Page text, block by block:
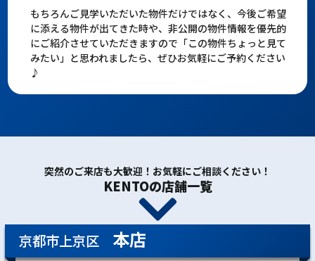
もちろんご見学いただいた物件だけではなく、今後ご希望
に添える物件が出てきた時や、非公開の物件情報を優先的
にご紹介させていただきますので「この物件ちょっと見て
みたい」と思われましたら、ぜひお気軽にご予約ください
♪
突然のご来店も大歓迎！お気軽にご相談ください！
KENTOの店舗一覧
京都市上京区 本店